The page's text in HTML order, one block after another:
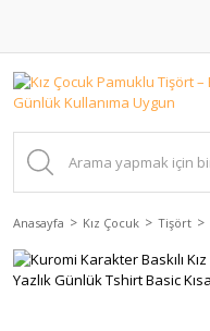
Anasayfa Kız Çocuk Tişört